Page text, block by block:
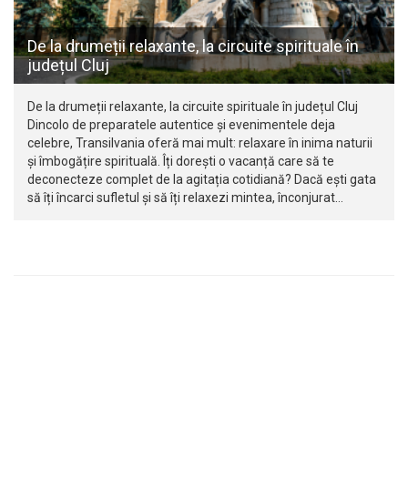
De la drumeții relaxante, la circuite spirituale în
județul Cluj
De la drumeții relaxante, la circuite spirituale în județul Cluj
Dincolo de preparatele autentice și evenimentele deja
celebre, Transilvania oferă mai mult: relaxare în inima naturii
și îmbogățire spirituală. Îți dorești o vacanță care să te
deconecteze complet de la agitația cotidiană? Dacă ești gata
să îți încarci sufletul și să îți relaxezi mintea, înconjurat…